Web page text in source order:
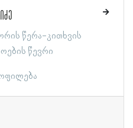
წერა-კითხვის
წევრი